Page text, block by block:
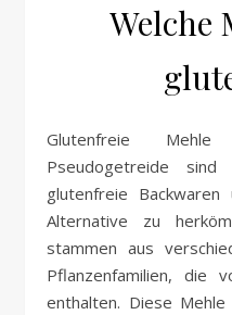
Welche
Glutenfreie
Pseudogetreide
glutenfreie
Alternative zu
stammen aus
Pflanzenfamilien, die
enthalten. Diese